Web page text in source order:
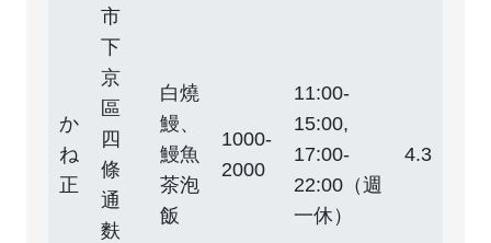
か
ね
正
市
下
京
區
四
條
通
麩
白燒
鰻、
鰻魚
茶泡
飯
1000-
2000
11:00-
15:00,
17:00-
22:00（週
一休）
4.3